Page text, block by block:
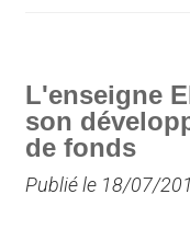
L'enseigne
son
de fonds
Publié le 18/07/